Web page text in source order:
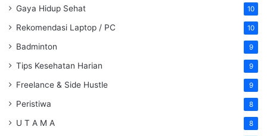
Gaya Hidup Sehat 10
Rekomendasi Laptop / PC 10
Badminton 9
Tips Kesehatan Harian 9
Freelance & Side Hustle 9
Peristiwa 8
U T A M A 8